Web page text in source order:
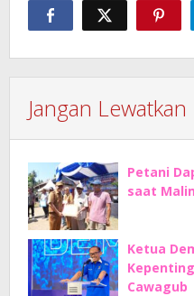
Jangan Lewatkan
Petani
saat
Ketua
Cawagub